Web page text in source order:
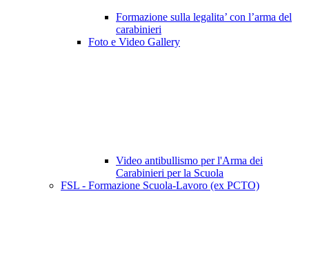
Formazione sulla legalita’ con l’arma del
carabinieri
Foto e Video Gallery
Video antibullismo per l'Arma dei
Carabinieri per la Scuola
FSL - Formazione Scuola-Lavoro (ex PCTO)